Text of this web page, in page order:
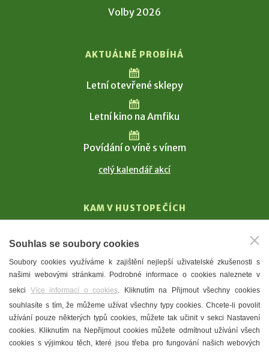
Volby 2026
AKTUÁLNĚ PROBÍHÁ
Letní otevřené sklepy
Letní kino na Amfiku
Povídání o víně s vínem
celý kalendář akcí
KAM V HUSTOPEČÍCH
T. G. Masaryk
Mandloně
Ubytování
Restaurace
Městské muzeum a galerie
Denní meníčka
Souhlas se soubory cookies
Soubory cookies využíváme k zajištění nejlepší uživatelské zkušenosti s
našimi webovými stránkami. Podrobné informace o cookies naleznete v
sekci Více informací o cookies. Kliknutím na Přijmout všechny cookies
souhlasíte s tím, že můžeme užívat všechny typy cookies. Chcete-li povolit
užívání pouze některých typů cookies, můžete tak učinit v sekci Nastavení
cookies. Kliknutím na Nepřijmout cookies můžete odmítnout užívání všech
cookies s výjimkou těch, které jsou třeba pro fungování našich webových